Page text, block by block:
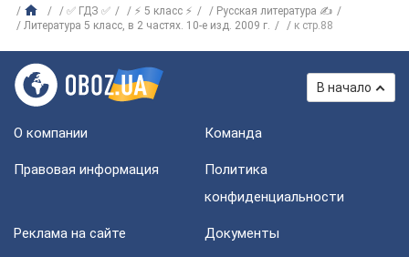
✅ ГДЗ ✅ ⚡ 5 класс ⚡
Русская литература ✍
Литература 5 класс, в 2 частях. 10-е изд. 2009 г.
к стр.88
В начало
О компании Команда
Правовая информация
Политика
конфиденциальности
Реклама на сайте Документы